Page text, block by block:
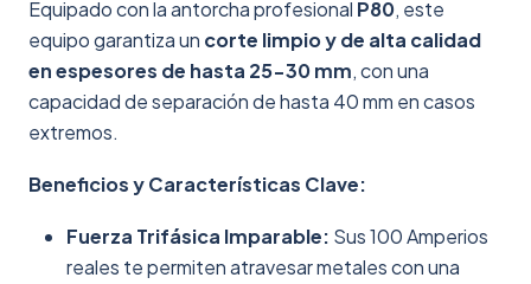
Equipado con la antorcha profesional P80, este
equipo garantiza un corte limpio y de alta calidad
en espesores de hasta 25-30 mm, con una
capacidad de separación de hasta 40 mm en casos
extremos.
Beneficios y Características Clave:
Fuerza Trifásica Imparable: Sus 100 Amperios
reales te permiten atravesar metales con una